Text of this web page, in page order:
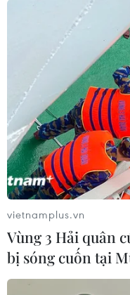
vietnamplus.vn
Vùng 3 Hải quân
bị sóng cuốn tại